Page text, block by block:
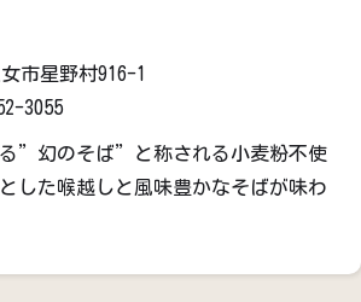
市星野村916-1
3055
”幻のそば”と称される小麦粉不使
した喉越しと風味豊かなそばが味わ